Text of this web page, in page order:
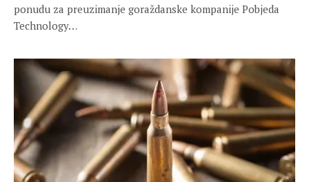
ponudu za preuzimanje goraždanske kompanije Pobjeda
Technology…